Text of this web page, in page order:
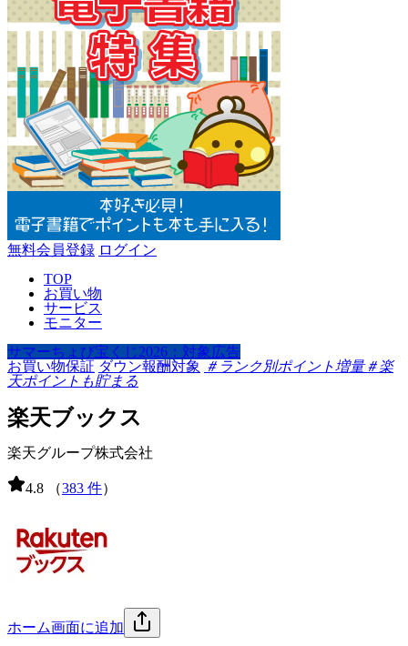
無料会員登録 ログイン
TOP
お買い物
サービス
モニター
サマーちょび宝くじ2026：対象広告
お買い物保証 ダウン報酬対象 ＃ランク別ポイント増量＃楽
天ポイントも貯まる
楽天ブックス
楽天グループ株式会社
4.8 （383 件）
ホーム画面に追加